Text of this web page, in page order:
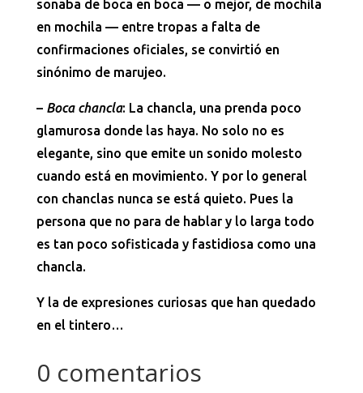
sonaba de boca en boca — o mejor, de mochila
en mochila — entre tropas a falta de
confirmaciones oficiales, se convirtió en
sinónimo de marujeo.
– Boca chancla: La chancla, una prenda poco
glamurosa donde las haya. No solo no es
elegante, sino que emite un sonido molesto
cuando está en movimiento. Y por lo general
con chanclas nunca se está quieto. Pues la
persona que no para de hablar y lo larga todo
es tan poco sofisticada y fastidiosa como una
chancla.
Y la de expresiones curiosas que han quedado
en el tintero…
0 comentarios